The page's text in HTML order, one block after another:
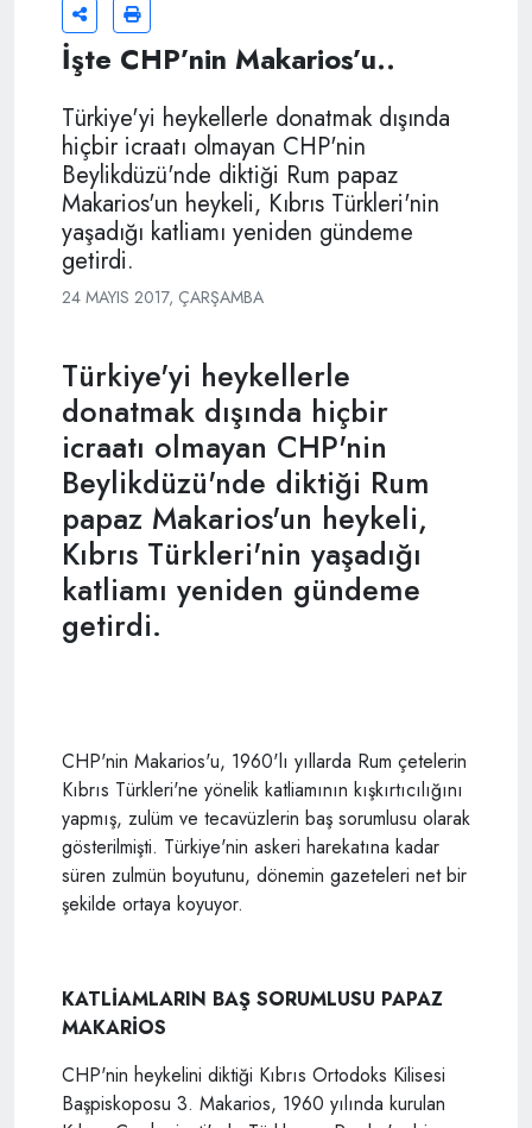
İşte CHP’nin Makarios’u..
Türkiye'yi heykellerle donatmak dışında
hiçbir icraatı olmayan CHP'nin
Beylikdüzü'nde diktiği Rum papaz
Makarios'un heykeli, Kıbrıs Türkleri'nin
yaşadığı katliamı yeniden gündeme
getirdi.
24 MAYIS 2017, ÇARŞAMBA
Türkiye'yi heykellerle
donatmak dışında hiçbir
icraatı olmayan CHP'nin
Beylikdüzü'nde diktiği Rum
papaz Makarios'un heykeli,
Kıbrıs Türkleri'nin yaşadığı
katliamı yeniden gündeme
getirdi.
CHP'nin Makarios'u, 1960'lı yıllarda Rum çetelerin
Kıbrıs Türkleri'ne yönelik katliamının kışkırtıcılığını
yapmış, zulüm ve tecavüzlerin baş sorumlusu olarak
gösterilmişti. Türkiye'nin askeri harekatına kadar
süren zulmün boyutunu, dönemin gazeteleri net bir
şekilde ortaya koyuyor.
KATLİAMLARIN BAŞ SORUMLUSU PAPAZ
MAKARİOS
CHP'nin heykelini diktiği Kıbrıs Ortodoks Kilisesi
Başpiskoposu 3. Makarios, 1960 yılında kurulan